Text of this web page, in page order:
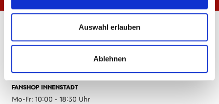
Auswahl erlauben
Ablehnen
FANSHOP MEWA ARENA
FANSHOP INNENSTADT
Mo-Fr: 10:00 - 18:30 Uhr